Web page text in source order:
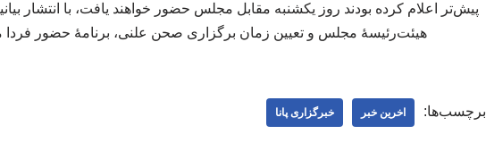
پیش‌تر اعلام کرده بودند روز یکشنبه مقابل مجلس حضور خواهند یافت، با انتشار
هیئت‌رئیسۀ مجلس و تعیین زمان برگزاری صحن علنی، برنامۀ حضور فردا
برچسب‌ها: اخرین خبر خبرگزاری پانا